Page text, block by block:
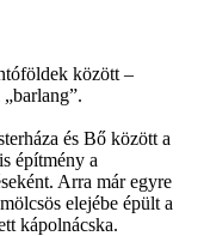
között –
és Bő között a
építmény a
Arra már egyre
elejébe épült a
kápolnácska.